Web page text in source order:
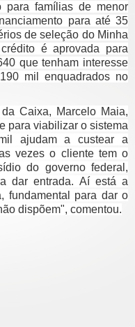
para famílias de menor
para até 35
de seleção do Minha
é aprovada para
que tenham interesse
mil enquadrados no
Caixa, Marcelo Maia,
para viabilizar o sistema
ajudam a custear a
vezes o cliente tem o
do governo federal,
dar entrada. Aí está a
fundamental para dar o
dispõem", comentou.